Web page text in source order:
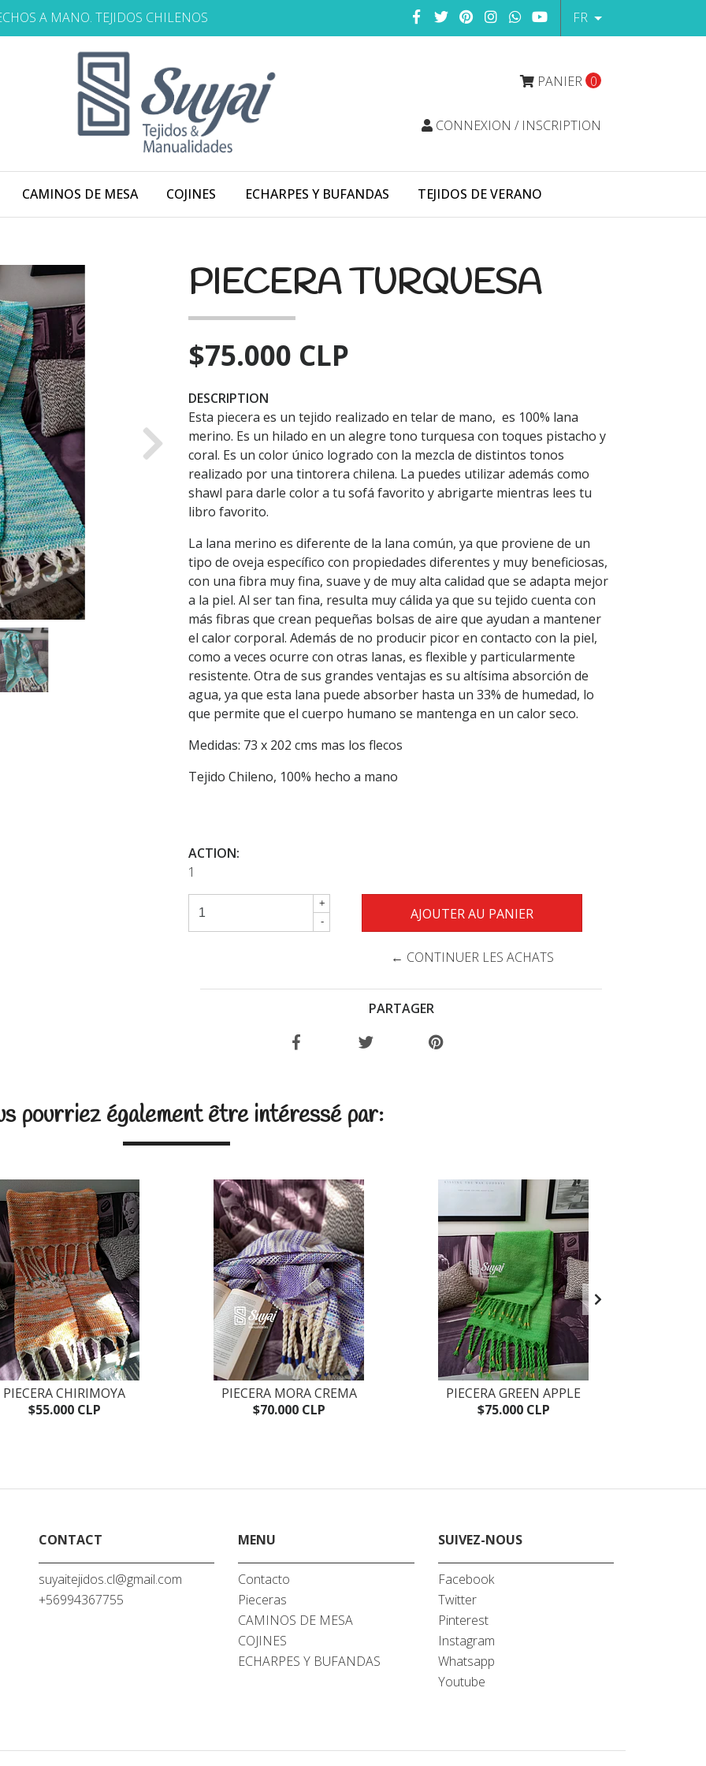
A MANO. TEJIDOS CHILENOS FR
PANIER 0
CONNEXION / INSCRIPTION
CAMINOS DE MESA COJINES ECHARPES Y BUFANDAS TEJIDOS DE VERANO
Next
PIECERA TURQUESA
$75.000 CLP
DESCRIPTION
Esta piecera es un tejido realizado en telar de mano, es 100% lana
merino. Es un hilado en un alegre tono turquesa con toques pistacho y
coral. Es un color único logrado con la mezcla de distintos tonos
realizado por una tintorera chilena. La puedes utilizar además como
shawl para darle color a tu sofá favorito y abrigarte mientras lees tu
libro favorito.
La lana merino es diferente de la lana común, ya que proviene de un
tipo de oveja específico con propiedades diferentes y muy beneficiosas,
con una fibra muy fina, suave y de muy alta calidad que se adapta mejor
a la piel. Al ser tan fina, resulta muy cálida ya que su tejido cuenta con
más fibras que crean pequeñas bolsas de aire que ayudan a mantener
el calor corporal. Además de no producir picor en contacto con la piel,
como a veces ocurre con otras lanas, es flexible y particularmente
resistente. Otra de sus grandes ventajas es su altísima absorción de
agua, ya que esta lana puede absorber hasta un 33% de humedad, lo
que permite que el cuerpo humano se mantenga en un calor seco.
Medidas: 73 x 202 cms mas los flecos
Tejido Chileno, 100% hecho a mano
ACTION:
1
+
-
← CONTINUER LES ACHATS
PARTAGER
pourriez également être intéressé par:
PIECERA CHIRIMOYA
$55.000 CLP
PIECERA MORA CREMA
$70.000 CLP
PIECERA GREEN APPLE
$75.000 CLP
CONTACT
suyaitejidos.cl@gmail.com
+56994367755
MENU
Contacto
Pieceras
CAMINOS DE MESA
COJINES
ECHARPES Y BUFANDAS
SUIVEZ-NOUS
Facebook
Twitter
Pinterest
Instagram
Whatsapp
Youtube